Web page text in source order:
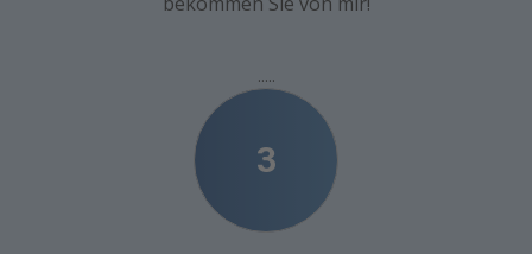
.....
3